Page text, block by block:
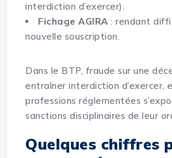
interdiction d’exercer).
Fichage AGIRA : rendant
nouvelle souscription.
Dans le BTP, fraude sur une
entraîner interdiction d’exercer,
professions réglementées
sanctions disciplinaires de leur
Quelques chiffres